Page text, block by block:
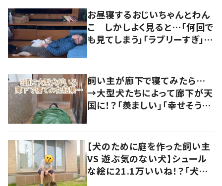
お昼寝するおじいちゃんとわん
こ しかしよく見ると…「何回で
も見てしまう」「ラブリーすぎ」の
飼い主が廊下で寝てみたら…
→大型犬たちによって廊下が天
国に！？「羨ましい」「幸せそう」
【犬のために庭を作った飼い主
VS 遊ぶ気のない犬】シュール
な絵に21.1万いいね！？「犬の